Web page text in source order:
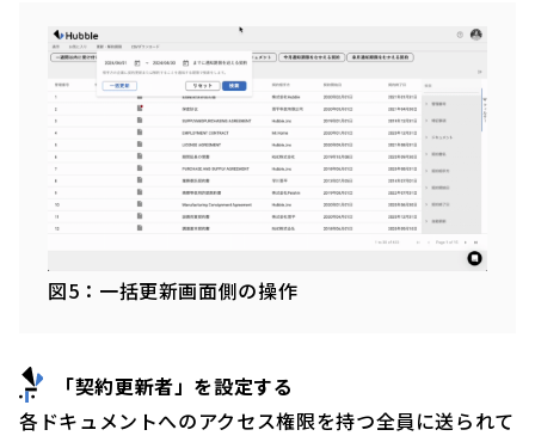
図5：一括更新画面側の操作
「契約更新者」を設定する
各ドキュメントへのアクセス権限を持つ全員に送られて